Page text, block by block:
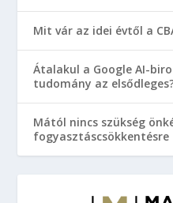
Mit vár az idei évtől a
Átalakul a Google AI-
tudomány az
Mától nincs szükség
fogyasztáscsökkentésre